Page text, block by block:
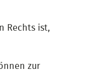
Rechts ist,
zur